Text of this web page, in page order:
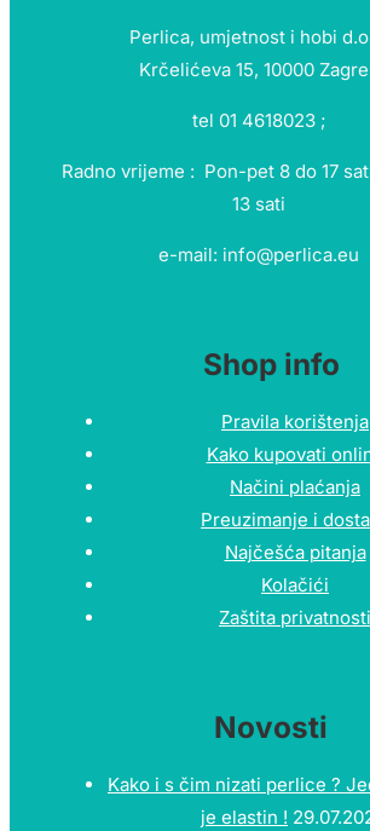
Perlica, umjetnost i hobi
Krčelićeva 15, 10000
tel 01 4618023 ;
Radno vrijeme : Pon-pet 8 do 17
13 sati
e-mail: info@perlica.eu
Shop info
Pravila korištenja
Kako kupovati
Načini plaćanja
Preuzimanje i
Najčešća pitanja
Kolačići
Zaštita privatnosti
Novosti
Kako i s čim nizati perlice ?
je elastin !